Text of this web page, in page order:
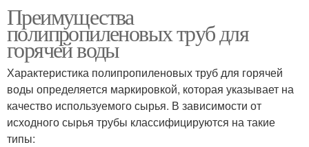
Преимущества
полипропиленовых труб для
горячей воды
Характеристика полипропиленовых труб для горячей
воды определяется маркировкой, которая указывает на
качество используемого сырья. В зависимости от
исходного сырья трубы классифицируются на такие
типы: